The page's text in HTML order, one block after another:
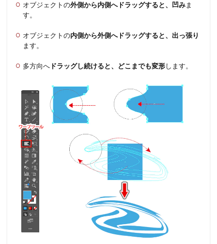
オブジェクトの外側から内側へドラッグすると、凹みま
す。
オブジェクトの内側から外側へドラッグすると、出っ張り
ます。
多方向へ ドラッグし続けると、どこまでも変形します。